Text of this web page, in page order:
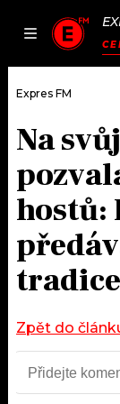
DOMŮ
ČLÁNKY
AKTUÁLNĚ
HUDBA
ROZHOVORY
JAK
RÁDIO
APLIKACE
SOUTĚŽE
Expres FM
Na
hostů:
tradice
Zpět do